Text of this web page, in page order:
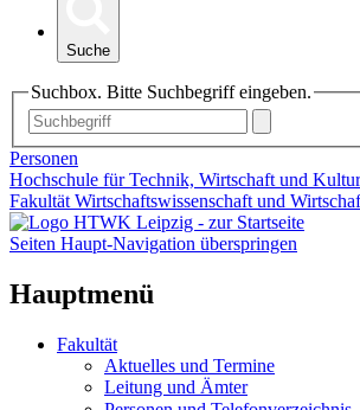
Suche
Suchbox. Bitte Suchbegriff eingeben.
Personen
Hochschule für Technik, Wirtschaft und
Fakultät Wirtschaftswissenschaft und
Seiten Haupt-Navigation überspringen
Hauptmenü
Fakultät
Aktuelles und Termine
Leitung und Ämter